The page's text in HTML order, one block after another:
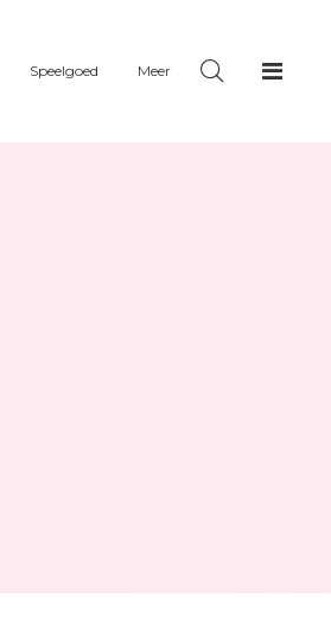
Speelgoed Meer